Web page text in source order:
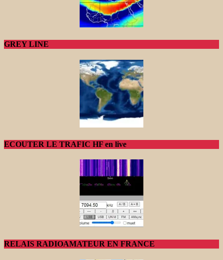
GREY LINE
ECOUTER LE TRAFIC HF en live
RELAIS RADIOAMATEUR EN FRANCE